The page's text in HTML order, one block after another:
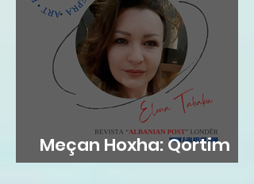
Meçan Hoxha: Qortim
me dashuri